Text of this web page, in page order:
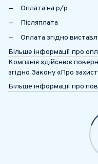
Оплата на р/р
Післяплата
Оплата згідно
Більше інформації про
Компанія здійснює
згідно Закону «Про
Більше інформації про